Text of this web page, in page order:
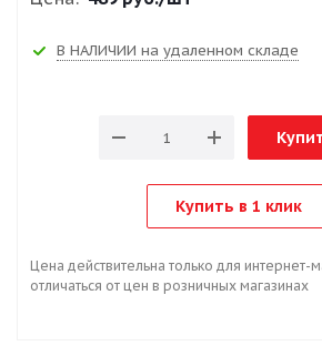
В НАЛИЧИИ на удаленном складе
Купить в 1 клик
Цена действительна только для интернет-
отличаться от цен в розничных магазинах